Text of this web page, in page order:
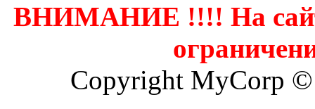
ВНИМАНИЕ !!!! На
Copyright MyCorp